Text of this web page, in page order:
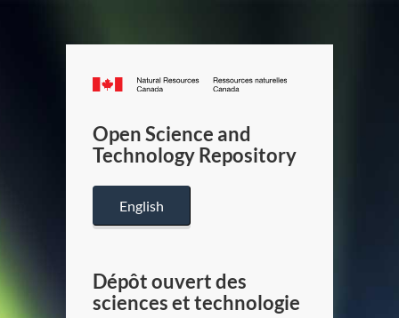
Canada.ca
/
Canada
Open Science and
Technology Repository
English
Dépôt ouvert des
sciences et technologie